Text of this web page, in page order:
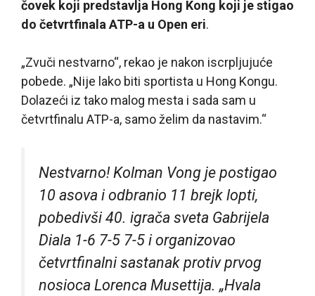
čovek koji predstavlja Hong Kong koji je stigao
do četvrtfinala ATP-a u Open eri.
„Zvuči nestvarno“, rekao je nakon iscrpljujuće
pobede. „Nije lako biti sportista u Hong Kongu.
Dolazeći iz tako malog mesta i sada sam u
četvrtfinalu ATP-a, samo želim da nastavim.“
Nestvarno! Kolman Vong je postigao
10 asova i odbranio 11 brejk lopti,
pobedivši 40. igrača sveta Gabrijela
Diala 1-6 7-5 7-5 i organizovao
četvrtfinalni sastanak protiv prvog
nosioca Lorenca Musettija. „Hvala